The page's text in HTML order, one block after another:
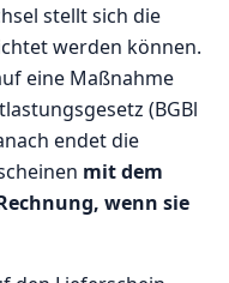
stellt sich die
werden können.
eine Maßnahme
(BGBl
endet die
mit dem
wenn sie